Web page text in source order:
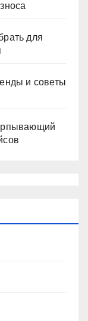
для
и советы